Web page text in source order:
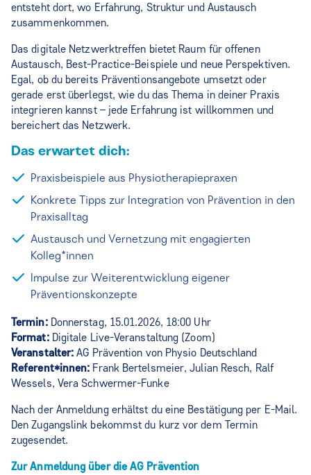
entsteht dort, wo Erfahrung, Struktur und Austausch
zusammenkommen.
Das digitale Netzwerktreffen bietet Raum für offenen
Austausch, Best-Practice-Beispiele und neue Perspektiven.
Egal, ob du bereits Präventionsangebote umsetzt oder
gerade erst überlegst, wie du das Thema in deiner Praxis
integrieren kannst – jede Erfahrung ist willkommen und
bereichert das Netzwerk.
Das erwartet dich:
Praxisbeispiele aus Physiotherapiepraxen
Konkrete Tipps zur Integration von Prävention in den
Praxisalltag
Austausch und Vernetzung mit engagierten
Kolleg*innen
Impulse zur Weiterentwicklung eigener
Präventionskonzepte
Termin:Donnerstag, 15.01.2026, 18:00 Uhr
Format:Digitale Live-Veranstaltung (Zoom)
Veranstalter: AG Prävention von Physio Deutschland
Referent*innen: Frank Bertelsmeier, Julian Resch, Ralf
Wessels, Vera Schwermer-Funke
Nach der Anmeldung erhältst du eine Bestätigung per E-Mail.
Den Zugangslink bekommst du kurz vor dem Termin
zugesendet.
Zur Anmeldung über die AG Prävention